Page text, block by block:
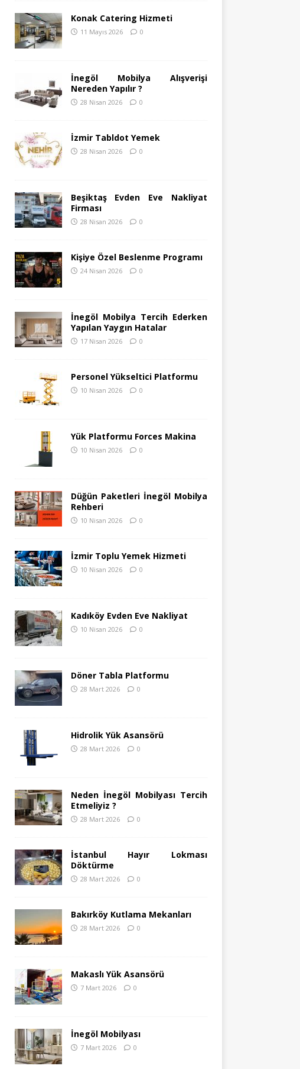
Konak Catering Hizmeti
11 Mayıs 2026 0
İnegöl Mobilya Alışverişi
Nereden Yapılır ?
28 Nisan 2026 0
İzmir Tabldot Yemek
28 Nisan 2026 0
Beşiktaş Evden Eve Nakliyat
Firması
28 Nisan 2026 0
Kişiye Özel Beslenme Programı
24 Nisan 2026 0
İnegöl Mobilya Tercih Ederken
Yapılan Yaygın Hatalar
17 Nisan 2026 0
Personel Yükseltici Platformu
10 Nisan 2026 0
Yük Platformu Forces Makina
10 Nisan 2026 0
Düğün Paketleri İnegöl Mobilya
Rehberi
10 Nisan 2026 0
İzmir Toplu Yemek Hizmeti
10 Nisan 2026 0
Kadıköy Evden Eve Nakliyat
10 Nisan 2026 0
Döner Tabla Platformu
28 Mart 2026 0
Hidrolik Yük Asansörü
28 Mart 2026 0
Neden İnegöl Mobilyası Tercih
Etmeliyiz ?
28 Mart 2026 0
İstanbul Hayır Lokması
Döktürme
28 Mart 2026 0
Bakırköy Kutlama Mekanları
28 Mart 2026 0
Makaslı Yük Asansörü
7 Mart 2026 0
İnegöl Mobilyası
7 Mart 2026 0